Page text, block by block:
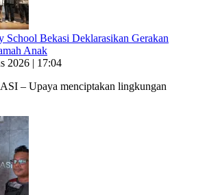
Bekasi Deklarasikan Gerakan
Anak
2026 | 17:04
– Upaya menciptakan lingkungan